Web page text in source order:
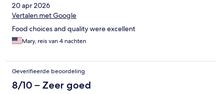
20 apr 2026
Vertalen met Google
Food choices and quality were excellent
Mary, reis van 4 nachten
Geverifieerde beoordeling
8/10 – Zeer goed